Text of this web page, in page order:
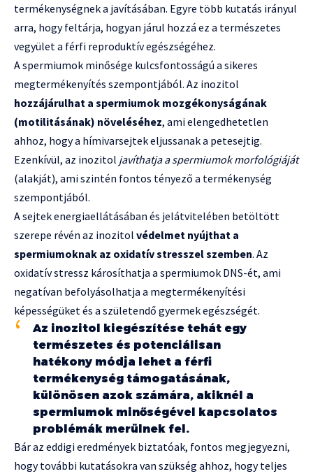
termékenységnek a javításában. Egyre több kutatás irányul
arra, hogy feltárja, hogyan járul hozzá ez a természetes
vegyület a férfi reproduktív egészségéhez.
A spermiumok minősége kulcsfontosságú a sikeres
megtermékenyítés szempontjából. Az inozitol
hozzájárulhat a spermiumok mozgékonyságának
(motilitásának) növeléséhez, ami elengedhetetlen
ahhoz, hogy a hímivarsejtek eljussanak a petesejtig.
Ezenkívül, az inozitol javíthatja a spermiumok morfológiáját
(alakját), ami szintén fontos tényező a termékenység
szempontjából.
A sejtek energiaellátásában és jelátvitelében betöltött
szerepe révén az inozitol védelmet nyújthat a
spermiumoknak az oxidatív stresszel szemben. Az
oxidatív stressz károsíthatja a spermiumok DNS-ét, ami
negatívan befolyásolhatja a megtermékenyítési
képességüket és a születendő gyermek egészségét.
Az inozitol kiegészítése tehát egy
természetes és potenciálisan
hatékony módja lehet a férfi
termékenység támogatásának,
különösen azok számára, akiknél a
spermiumok minőségével kapcsolatos
problémák merülnek fel.
Bár az eddigi eredmények biztatóak, fontos megjegyezni,
hogy további kutatásokra van szükség ahhoz, hogy teljes